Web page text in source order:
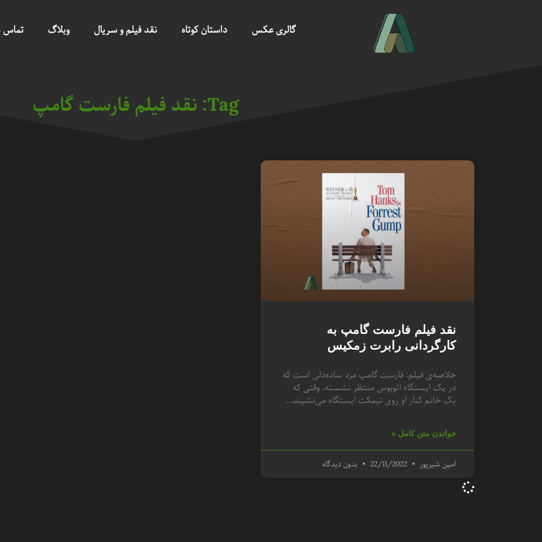
گالری عکس داستان کوتاه نقد فیلم و سریال وبلاگ تماس
Tag: نقد فیلم فارست گامپ
نقد فیلم فارست گامپ به
کارگردانی رابرت زمکیس
خلاصه‌ی فیلم: فارست گامپ مرد ساده‌دلی است که
در یک ایستگاه اتوبوس منتظر نشسته‌. وقتی که
یک خانم کنار او روی نیمکت ایستگاه می‌نشیند…
خواندن متن کامل »
امین شیرپور بدون دیدگاه